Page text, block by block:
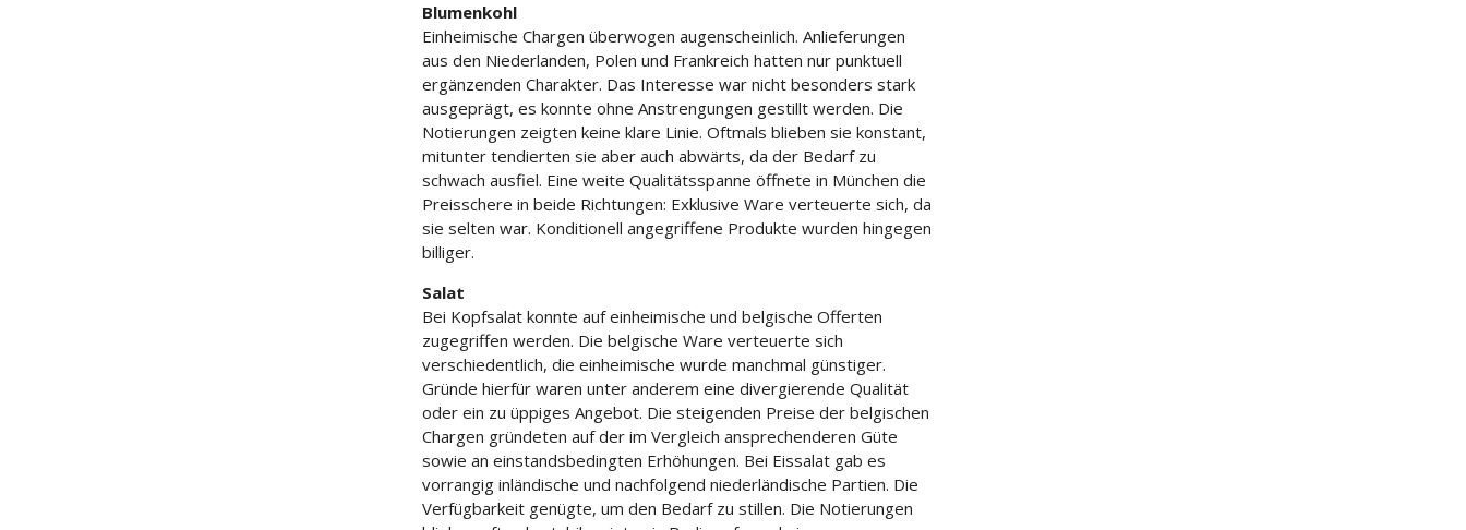
Blumenkohl
Einheimische Chargen überwogen augenscheinlich. Anlieferungen
aus den Niederlanden, Polen und Frankreich hatten nur punktuell
ergänzenden Charakter. Das Interesse war nicht besonders stark
ausgeprägt, es konnte ohne Anstrengungen gestillt werden. Die
Notierungen zeigten keine klare Linie. Oftmals blieben sie konstant,
mitunter tendierten sie aber auch abwärts, da der Bedarf zu
schwach ausfiel. Eine weite Qualitätsspanne öffnete in München die
Preisschere in beide Richtungen: Exklusive Ware verteuerte sich, da
sie selten war. Konditionell angegriffene Produkte wurden hingegen
billiger.
Salat
Bei Kopfsalat konnte auf einheimische und belgische Offerten
zugegriffen werden. Die belgische Ware verteuerte sich
verschiedentlich, die einheimische wurde manchmal günstiger.
Gründe hierfür waren unter anderem eine divergierende Qualität
oder ein zu üppiges Angebot. Die steigenden Preise der belgischen
Chargen gründeten auf der im Vergleich ansprechenderen Güte
sowie an einstandsbedingten Erhöhungen. Bei Eissalat gab es
vorrangig inländische und nachfolgend niederländische Partien. Die
Verfügbarkeit genügte, um den Bedarf zu stillen. Die Notierungen